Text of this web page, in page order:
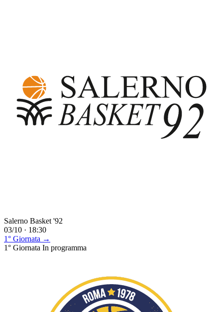
Salerno Basket '92
03/10 · 18:30
1° Giornata →
1° Giornata In programma